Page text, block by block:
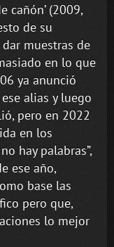
cañón’ (2009,
de su
muestras de
en lo que
ya anunció
alias y luego
pero en 2022
en los
hay palabras”,
ese año,
base las
pero que,
lo mejor